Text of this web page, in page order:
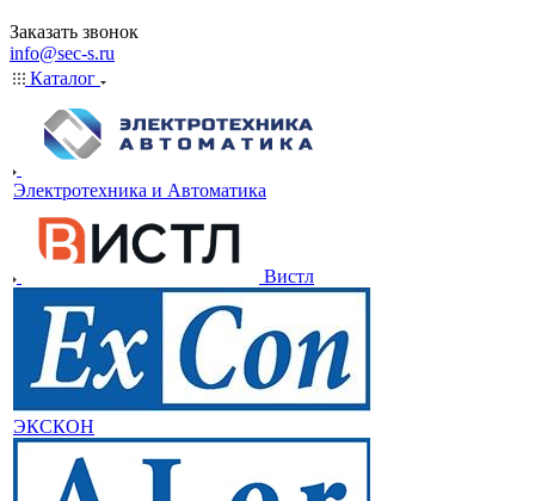
Заказать звонок
info@sec-s.ru
Каталог
Электротехника и Автоматика
Вистл
ЭКСКОН